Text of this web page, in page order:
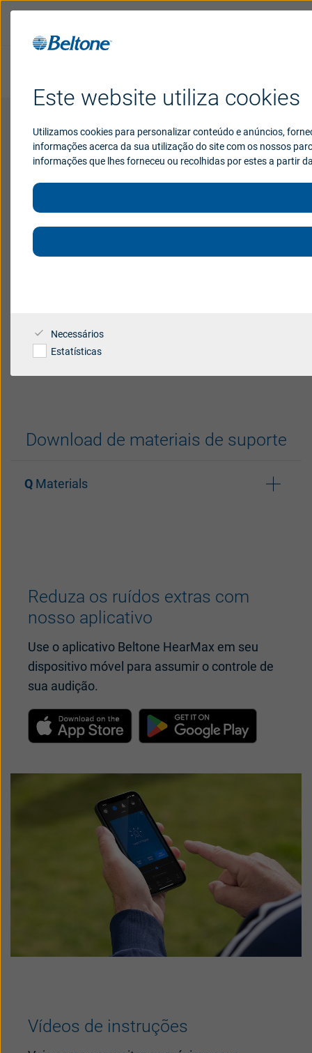
Este website utiliza cookies
Utilizamos cookies para personalizar conteúdo e anúncios,
informações acerca da sua utilização do site com os nossos
informações que lhes forneceu ou recolhidas por estes a partir
Necessários
Estatísticas
Suporte
Por que
Brazil
Danmark
España
Italia
Beltone Envision
Reunimos todos os materiais, como folhas de dados,
Download de materiais de suporte
Materials
Folheto de conectividade
Guia do usuário - Aparelhos auditivos com
receptor no ouvido
Guia do usuário - Aparelhos auditivos com
receptor no ouvido, recarregáveis
Visão geral do carregador
Reduza os ruídos extras com
nosso aplicativo
Use o aplicativo Beltone HearMax em seu
dispositivo móvel para assumir o controle de
sua audição.
Vídeos de instruções